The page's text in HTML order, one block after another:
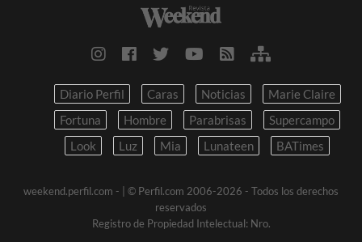
Diario Perfil Caras Noticias
Marie Claire
Fortuna
Hombre Parabrisas
Supercampo
Look
Luz Mia Lunateen BATimes
weekend.perfil.com -
| © Perfil.com 2006-2026 - Todos los derechos
reservados
Registro de Propiedad Intelectual: Nro.